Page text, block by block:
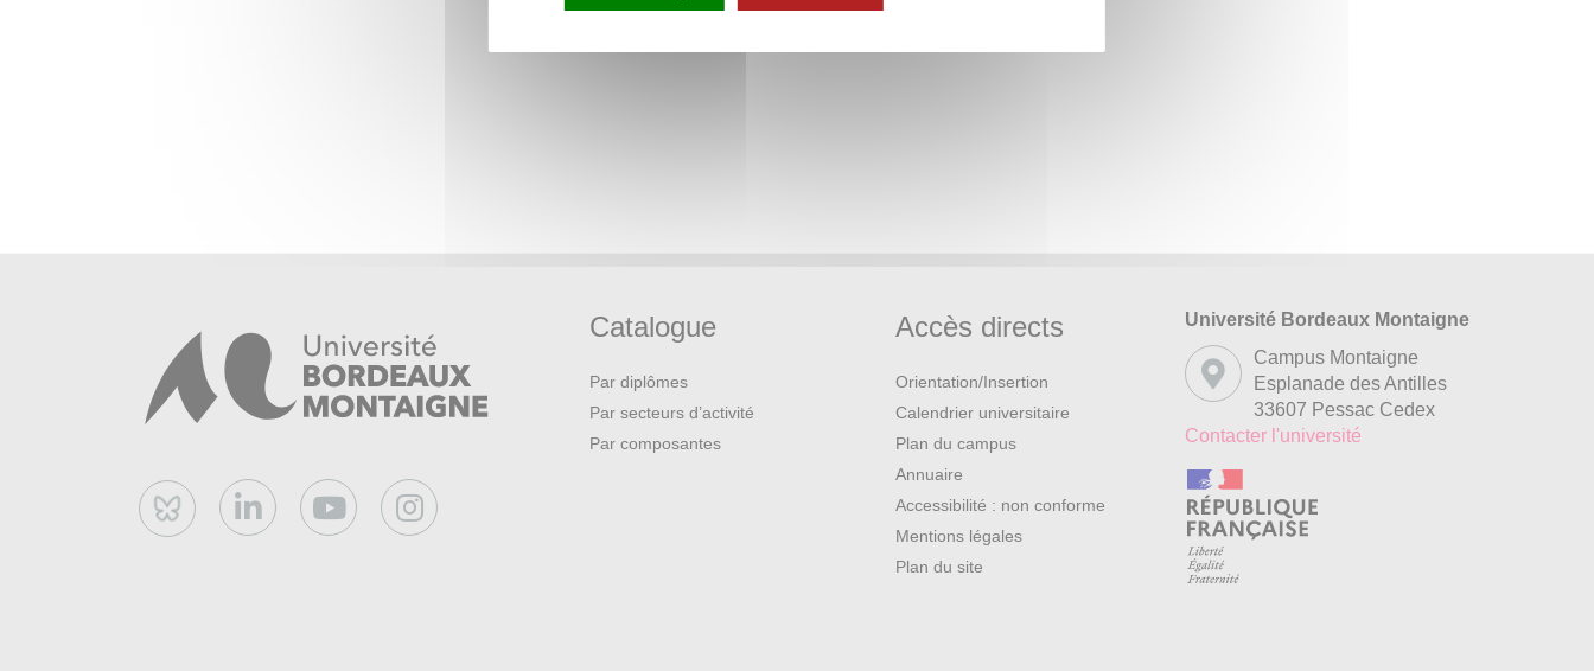
Bluesky
Catalogue
Par diplômes
Par secteurs d’activité
Par composantes
Accès directs
Orientation/Insertion
Calendrier universitaire
Plan du campus
Annuaire
Accessibilité : non conforme
Mentions légales
Plan du site
Université Bordeaux Montaigne
Campus Montaigne
Esplanade des Antilles
33607 Pessac Cedex
Contacter l'université